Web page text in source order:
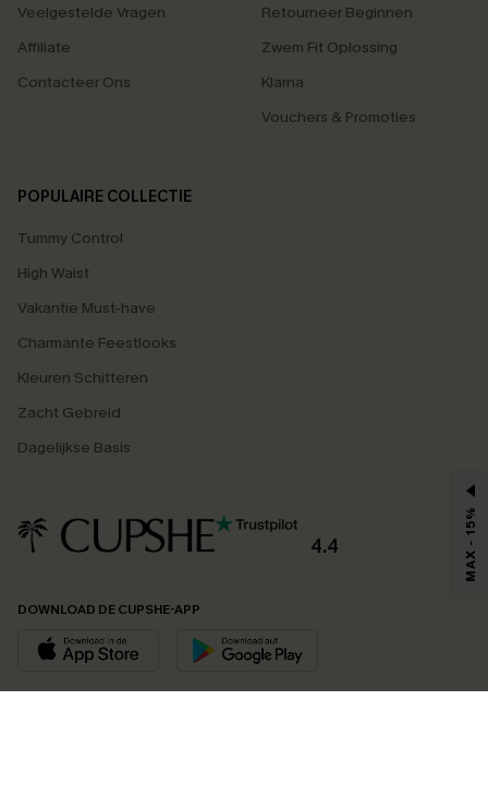
Veelgestelde Vragen
Affiliate
Contacteer Ons
Retourneer Beginnen
Zwem Fit Oplossing
Klarna
Vouchers & Promoties
POPULAIRE COLLECTIE
Tummy Control
High Waist
Vakantie Must-have
Charmante Feestlooks
Kleuren Schitteren
Zacht Gebreid
Dagelijkse Basis
4.4
DOWNLOAD DE CUPSHE-APP
MAX - 15%